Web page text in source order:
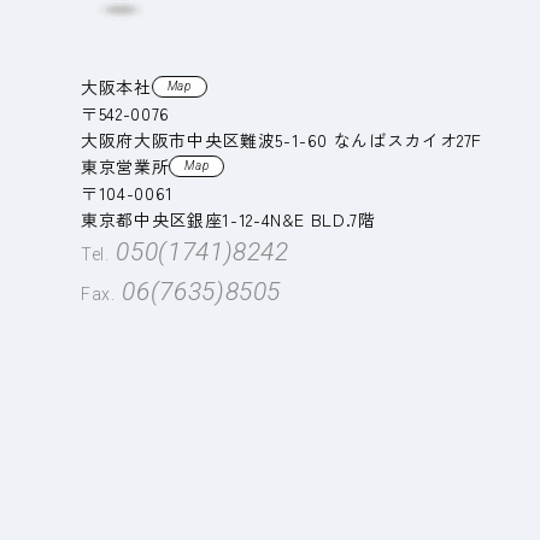
大阪本社 Map
〒542-0076
大阪府大阪市中央区難波5-1-60 なんばスカイオ27F
東京営業所
Map
〒104-0061
東京都中央区銀座1-12-4N&E BLD.7階
Tel. 050(1741)8242
Fax. 06(7635)8505